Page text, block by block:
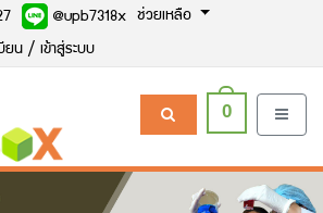
@upb7318x ช่วยเหลือ
บียน / เข้าสู่ระบบ
0